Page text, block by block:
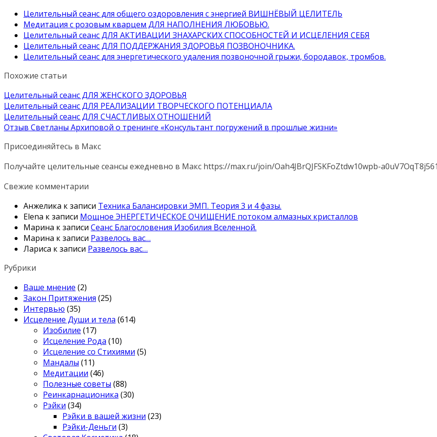
Целительный сеанс для общего оздоровления с энергией ВИШНЁВЫЙ ЦЕЛИТЕЛЬ
Медитация с розовым кварцем ДЛЯ НАПОЛНЕНИЯ ЛЮБОВЬЮ.
Целительный сеанс ДЛЯ АКТИВАЦИИ ЗНАХАРСКИХ СПОСОБНОСТЕЙ И ИСЦЕЛЕНИЯ СЕБЯ
Целительный сеанс ДЛЯ ПОДДЕРЖАНИЯ ЗДОРОВЬЯ ПОЗВОНОЧНИКА.
Целительный сеанс для энергетического удаления позвоночной грыжи, бородавок, тромбов.
Похожие статьи
Целительный сеанс ДЛЯ ЖЕНСКОГО ЗДОРОВЬЯ
Целительный сеанс ДЛЯ РЕАЛИЗАЦИИ ТВОРЧЕСКОГО ПОТЕНЦИАЛА
Целительный сеанс ДЛЯ СЧАСТЛИВЫХ ОТНОШЕНИЙ
Отзыв Светланы Архиповой о тренинге «Консультант погружений в прошлые жизни»
Присоединяйтесь в Макс
Получайте целительные сеансы ежедневно в Макс https://max.ru/join/Oah4JBrQJFSKFoZtdw10wpb-
Свежие комментарии
Анжелика к записи Техника Балансировки ЭМП. Теория 3 и 4 фазы.
Elena к записи Мощное ЭНЕРГЕТИЧЕСКОЕ ОЧИЩЕНИЕ потоком алмазных кристаллов
Марина к записи Сеанс Благословения Изобилия Вселенной.
Марина к записи Развелось вас…
Лариса к записи Развелось вас…
Рубрики
Ваше мнение (2)
Закон Притяжения (25)
Интервью (35)
Исцеление Души и тела (614)
Изобилие (17)
Исцеление Рода (10)
Исцеление со Стихиями (5)
Мандалы (11)
Медитации (46)
Полезные советы (88)
Реинкарнационика (30)
Рэйки (34)
Рэйки в вашей жизни (23)
Рэйки-Деньги (3)